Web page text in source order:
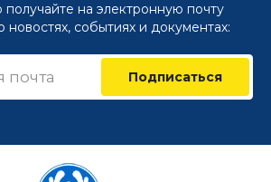
получайте на электронную почту
событиях и документах:
Подписаться